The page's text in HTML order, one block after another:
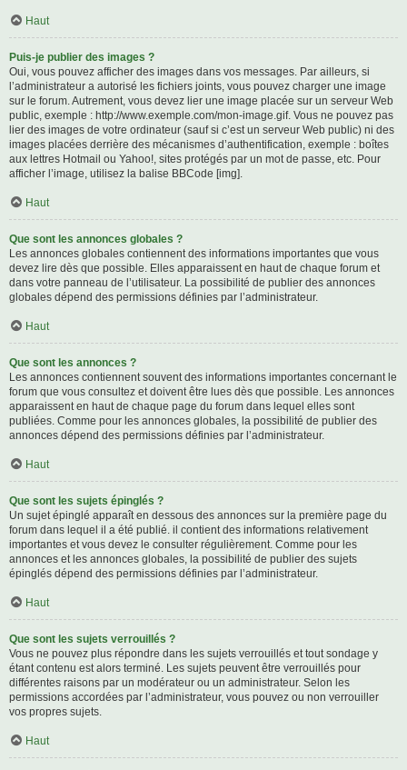
Haut
Puis-je publier des images ?
Oui, vous pouvez afficher des images dans vos messages. Par ailleurs, si
l’administrateur a autorisé les fichiers joints, vous pouvez charger une image
sur le forum. Autrement, vous devez lier une image placée sur un serveur Web
public, exemple : http://www.exemple.com/mon-image.gif. Vous ne pouvez pas
lier des images de votre ordinateur (sauf si c’est un serveur Web public) ni des
images placées derrière des mécanismes d’authentification, exemple : boîtes
aux lettres Hotmail ou Yahoo!, sites protégés par un mot de passe, etc. Pour
afficher l’image, utilisez la balise BBCode [img].
Haut
Que sont les annonces globales ?
Les annonces globales contiennent des informations importantes que vous
devez lire dès que possible. Elles apparaissent en haut de chaque forum et
dans votre panneau de l’utilisateur. La possibilité de publier des annonces
globales dépend des permissions définies par l’administrateur.
Haut
Que sont les annonces ?
Les annonces contiennent souvent des informations importantes concernant le
forum que vous consultez et doivent être lues dès que possible. Les annonces
apparaissent en haut de chaque page du forum dans lequel elles sont
publiées. Comme pour les annonces globales, la possibilité de publier des
annonces dépend des permissions définies par l’administrateur.
Haut
Que sont les sujets épinglés ?
Un sujet épinglé apparaît en dessous des annonces sur la première page du
forum dans lequel il a été publié. il contient des informations relativement
importantes et vous devez le consulter régulièrement. Comme pour les
annonces et les annonces globales, la possibilité de publier des sujets
épinglés dépend des permissions définies par l’administrateur.
Haut
Que sont les sujets verrouillés ?
Vous ne pouvez plus répondre dans les sujets verrouillés et tout sondage y
étant contenu est alors terminé. Les sujets peuvent être verrouillés pour
différentes raisons par un modérateur ou un administrateur. Selon les
permissions accordées par l’administrateur, vous pouvez ou non verrouiller
vos propres sujets.
Haut